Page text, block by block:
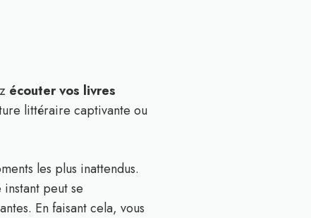
écouter vos livres
littéraire captivante ou
les plus inattendus.
peut se
En faisant cela, vous